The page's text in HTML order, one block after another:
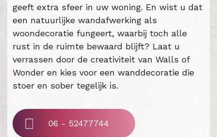
geeft extra sfeer in uw woning. En wist u dat
een natuurlijke wandafwerking als
woondecoratie fungeert, waarbij toch alle
rust in de ruimte bewaard blijft? Laat u
verrassen door de creativiteit van Walls of
Wonder en kies voor een wanddecoratie die
stoer en sober tegelijk is.
06 - 52477744